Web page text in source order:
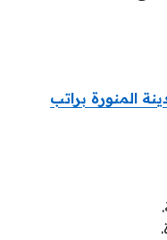
المنورة براتب